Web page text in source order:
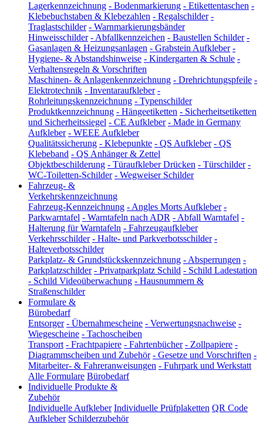
Lagerkennzeichnung - Bodenmarkierung - Etikettentaschen -
Klebebuchstaben & Klebezahlen - Regalschilder -
Traglastschilder - Warnmarkierungsbänder
Hinweisschilder - Abfallkennzeichen - Baustellen Schilder -
Gasanlagen & Heizungsanlagen - Grabstein Aufkleber -
Hygiene- & Abstandshinweise - Kindergarten & Schule -
Verhaltensregeln & Vorschriften
Maschinen- & Anlagenkennzeichnung - Drehrichtungspfeile -
Elektrotechnik - Inventaraufkleber -
Rohrleitungskennzeichnung - Typenschilder
Produktkennzeichnung - Hängeetiketten - Sicherheitsetiketten
und Sicherheitssiegel - CE Aufkleber - Made in Germany
Aufkleber - WEEE Aufkleber
Qualitätssicherung - Klebepunkte - QS Aufkleber - QS
Klebeband - QS Anhänger & Zettel
Objektbeschilderung - Türaufkleber Drücken - Türschilder -
WC-Toiletten-Schilder - Wegweiser Schilder
Fahrzeug- &
Verkehrskennzeichnung
Fahrzeug-Kennzeichnung - Angles Morts Aufkleber -
Parkwarntafel - Warntafeln nach ADR - Abfall Warntafel -
Halterung für Warntafeln - Fahrzeugaufkleber
Verkehrsschilder - Halte- und Parkverbotsschilder -
Halteverbotsschilder
Parkplatz- & Grundstückskennzeichnung - Absperrungen -
Parkplatzschilder - Privatparkplatz Schild - Schild Ladestation
- Schild Videoüberwachung - Hausnummern &
Straßenschilder
Formulare &
Bürobedarf
Entsorger - Übernahmescheine - Verwertungsnachweise -
Wiegescheine - Tachoscheiben
Transport - Frachtpapiere - Fahrtenbücher - Zollpapiere -
Diagrammscheiben und Zubehör - Gesetze und Vorschriften -
Mitarbeiter- & Fahreranweisungen - Fuhrpark und Werkstatt
Alle Formulare Bürobedarf
Individuelle Produkte &
Zubehör
Individuelle Aufkleber Individuelle Prüfplaketten QR Code
Aufkleber Schilderzubehör